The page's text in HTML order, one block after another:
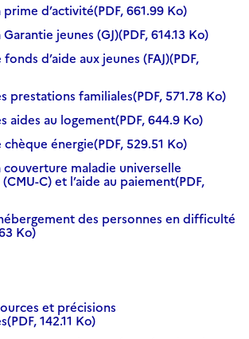
prime d’activité(PDF, 661.99 Ko)
jeunes (GJ)(PDF, 614.13 Ko)
d’aide aux jeunes (FAJ)(PDF,
prestations familiales(PDF, 571.78 Ko)
aides au logement(PDF, 644.9 Ko)
chèque énergie(PDF, 529.51 Ko)
couverture maladie universelle
C) et l’aide au paiement(PDF,
des personnes en difficulté
Ko)
et précisions
142.11 Ko)